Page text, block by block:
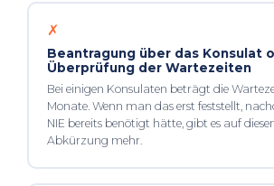
✗
Beantragung über das Konsulat
Überprüfung der Wartezeiten
Bei einigen Konsulaten beträgt die
Monate. Wenn man das erst feststellt,
NIE bereits benötigt hätte, gibt es auf
Abkürzung mehr.